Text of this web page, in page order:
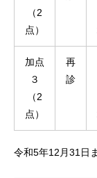
（2
点）
加点
３
（2
点）
再
診
令和5年12月31日